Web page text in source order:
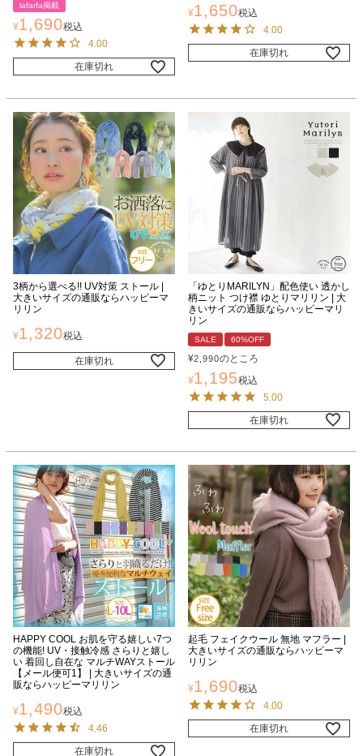
lafarfa掲載
¥1,690税込
4.00
在庫切れ
¥1,650税込
4.00
在庫切れ
3柄から選べる!! UV対策 ストール |
大きいサイズの通販ならハッピーマ
リリン
¥1,320税込
在庫切れ
「ゆとりMARILYN」配色使い 透かし
柄ニット つけ襟 ゆとりマリリン | 大
きいサイズの通販ならハッピーマリ
リン
SALE 60%OFF
¥2,990のところ
¥1,195税込
5.00
在庫切れ
HAPPY COOL お肌を守る嬉しい7つ
の機能! UV・接触冷感 さらりと嬉し
い 着回し自在な マルチWAYストール
【メール便可1】 | 大きいサイズの通
販ならハッピーマリリン
¥1,490税込
4.46
在庫切れ
起毛 フェイクウール 無地 マフラー |
大きいサイズの通販ならハッピーマ
リリン
¥1,690税込
4.00
在庫切れ